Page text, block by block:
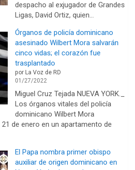
despacho al exjugador de Grandes
Ligas, David Ortiz, quien…
Órganos de policía dominicano
asesinado Wilbert Mora salvarán
cinco vidas; el corazón fue
trasplantado
por La Voz de RD
01/27/2022
Miguel Cruz Tejada NUEVA YORK._
Los órganos vitales del policía
dominicano Wilbert Mora
de enero en un apartamento de
El Papa nombra primer obispo
auxiliar de origen dominicano en